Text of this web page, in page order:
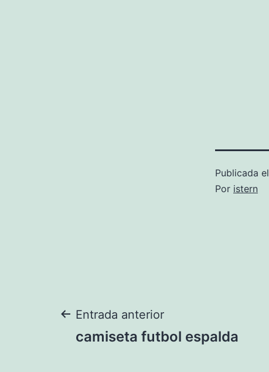
Publicada el
Por istern
Navegación
Entrada anterior
camiseta futbol espalda